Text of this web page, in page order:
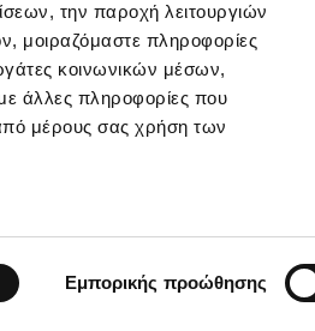
την παροχή λειτουργιών
μοιραζόμαστε πληροφορίες
κοινωνικών μέσων,
άλλες πληροφορίες που
μέρους σας χρήση των
Εμπορικής προώθησης
cookies
Association
Disclosure Policy